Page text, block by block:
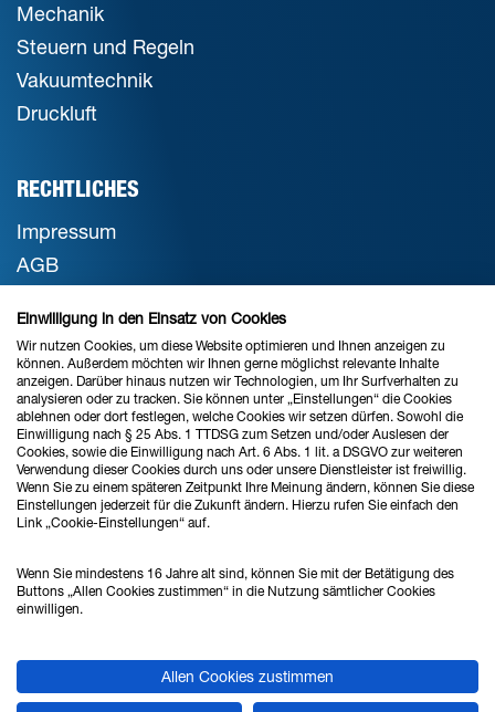
Mechanik
Steuern und Regeln
Vakuumtechnik
Druckluft
RECHTLICHES
Impressum
AGB
Cookie-Einstellungen
STANDORT BREMEN
Verkauf & Beratung
Ahlrich Siemens GmbH
28357 Bremen
Tel.: 0421 - 27808 - 0
Fax: 0421 - 27808 - 88
Einwilligung in den Einsatz von Cookies
Wir nutzen Cookies, um diese Website optimieren und Ihnen anzeigen zu
können. Außerdem möchten wir Ihnen gerne möglichst relevante Inhalte
anzeigen. Darüber hinaus nutzen wir Technologien, um Ihr Surfverhalten zu
analysieren oder zu tracken. Sie können unter „Einstellungen“ die Cookies
ablehnen oder dort festlegen, welche Cookies wir setzen dürfen. Sowohl die
Einwilligung nach § 25 Abs. 1 TTDSG zum Setzen und/oder Auslesen der
Cookies, sowie die Einwilligung nach Art. 6 Abs. 1 lit. a DSGVO zur weiteren
Verwendung dieser Cookies durch uns oder unsere Dienstleister ist freiwillig.
Wenn Sie zu einem späteren Zeitpunkt Ihre Meinung ändern, können Sie diese
Einstellungen jederzeit für die Zukunft ändern. Hierzu rufen Sie einfach den
Link „Cookie-Einstellungen“ auf.
Wenn Sie mindestens 16 Jahre alt sind, können Sie mit der Betätigung des
Buttons „Allen Cookies zustimmen“ in die Nutzung sämtlicher Cookies
einwilligen.
Allen Cookies zustimmen